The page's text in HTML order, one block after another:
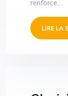
renforce…
LIRE LA